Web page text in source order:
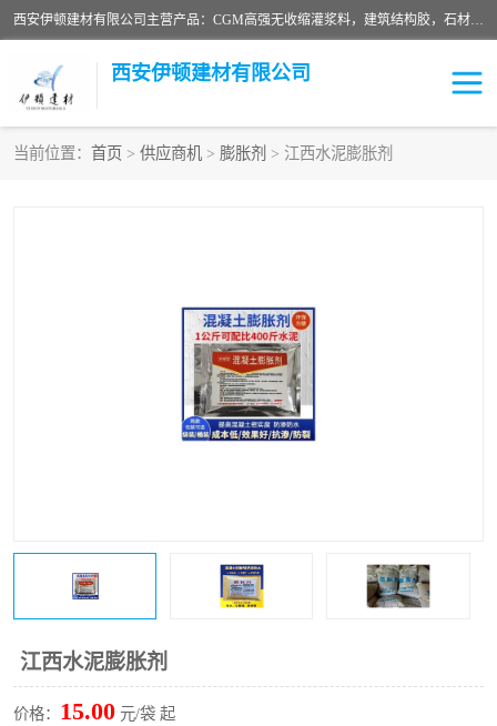
西安伊顿建材有限公司主营产品：CGM高强无收缩灌浆料，建筑结构胶，石材粘合剂，柔性防水材料，环氧修补砂浆等在各个行业得到了客户认可。
西安伊顿建材有限公司
当前位置： 首页 > 供应商机 > 膨胀剂 > 江西水泥膨胀剂
江西水泥膨胀剂
价格： 15.00 元/袋 起
水泥路面修补材料
沥青冷补料
速凝剂
碳布胶
融雪剂